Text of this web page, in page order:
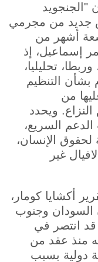
"الجنجويد
جديد من مجرمي
أشهر من
إسماعيل، إذ
تحليليا،
بشأن التنظيم
من
ويحدد
السريع،
لحقوق الإنسان،
غير
أكشايا كومار،
السودان وجنوب
قد انتصر في
منذ عقد من
دولية بسبب